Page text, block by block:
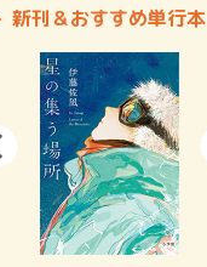
新刊＆おすすめ単行本